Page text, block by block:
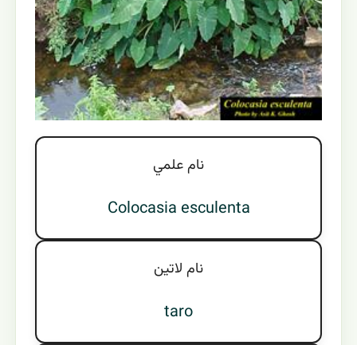
نام علمي
Colocasia esculenta
نام لاتين
taro